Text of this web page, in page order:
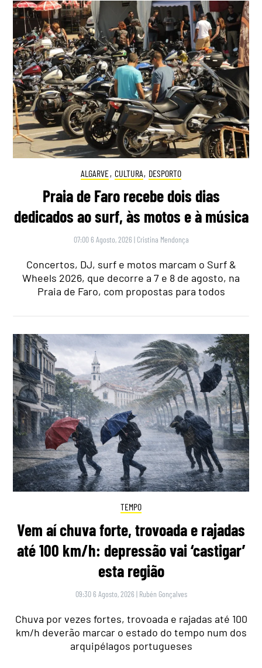
ALGARVE, CULTURA, DESPORTO
Praia de Faro recebe dois dias
dedicados ao surf, às motos e à música
07:00 6 Agosto, 2026 | Cristina Mendonça
Concertos, DJ, surf e motos marcam o Surf &
Wheels 2026, que decorre a 7 e 8 de agosto, na
Praia de Faro, com propostas para todos
TEMPO
Vem aí chuva forte, trovoada e rajadas
até 100 km/h: depressão vai ‘castigar’
esta região
09:30 6 Agosto, 2026 | Rubén Gonçalves
Chuva por vezes fortes, trovoada e rajadas até 100
km/h deverão marcar o estado do tempo num dos
arquipélagos portugueses